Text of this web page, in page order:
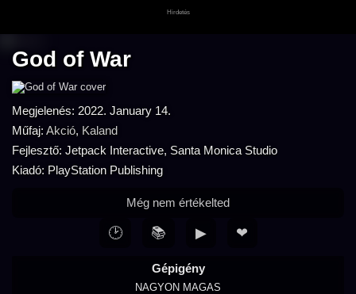
God of War
Megjelenés: 2022. January 14.
Műfaj: Akció, Kaland
Fejlesztő: Jetpack Interactive, Santa Monica Studio
Kiadó: PlayStation Publishing
Gépigény
NAGYON MAGAS
Még nem értékelted
🕑 📚 ▶ ❤